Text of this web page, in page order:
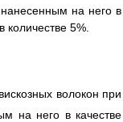
на него в
5%.
волокон при
на него в качестве